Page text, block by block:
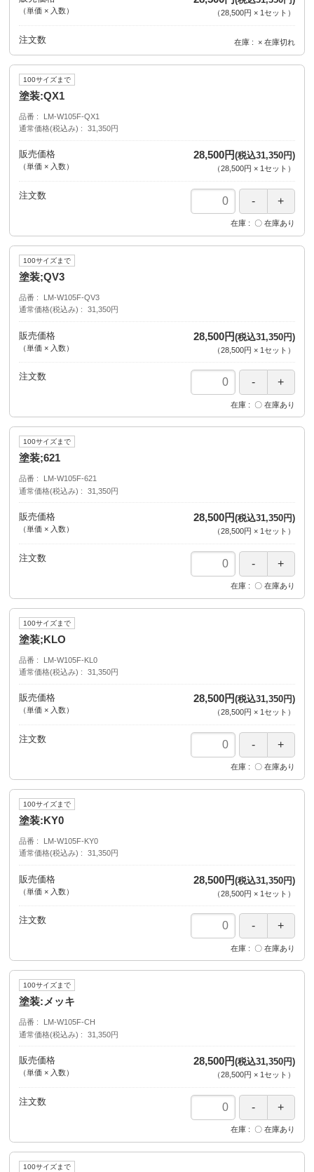
（単価 × 入数） （28,500円 × 1セット ）
注文数 在庫 × 在庫切れ
100サイズまで
塗装:QX1
品番
LM-W105F-QX1
通常価格(税込み)
31,350円
販売価格
（単価 × 入数）
28,500円(税込31,350円)
（28,500円 × 1 セット ）
注文数
在庫 〇 在庫あり
100サイズまで
塗装;QV3
品番
LM-W105F-QV3
通常価格(税込み)
31,350円
販売価格
（単価 × 入数）
28,500円(税込31,350円)
（28,500円 × 1セット ）
注文数
在庫 〇 在庫あり
100サイズまで
塗装;621
品番
LM-W105F-621
通常価格(税込み)
31,350円
販売価格
（単価 × 入数）
28,500円(税込31,350円)
（28,500円 × 1セット ）
注文数
在庫 〇 在庫あり
100サイズまで
塗装;KLO
品番
LM-W105F-KL0
通常価格(税込み)
31,350円
販売価格
（単価 × 入数）
28,500円(税込31,350円)
（28,500円 × 1 セット ）
注文数
在庫 〇 在庫あり
100サイズまで
塗装:KY0
品番
LM-W105F-KY0
通常価格(税込み)
31,350円
販売価格
（単価 × 入数）
28,500円(税込31,350円)
（28,500円 × 1セット ）
注文数
在庫 〇 在庫あり
100サイズまで
塗装:メッキ
品番
LM-W105F-CH
通常価格(税込み)
31,350円
販売価格
（単価 × 入数）
28,500円(税込31,350円)
（28,500円 × 1セット ）
注文数
在庫 〇 在庫あり
100サイズまで